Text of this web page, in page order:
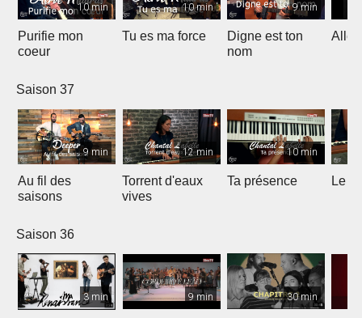
10 min
Purifie mon
coeur
10 min
Tu es ma force
9 min
Digne est ton
nom
Saison 37
9 min
Au fil des
saisons
12 min
Torrent d'eaux
vives
10 min
Ta présence Le
Saison 36
3 min 9 min 30 min